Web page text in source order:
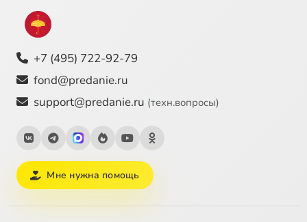
+7 (495) 722-92-79
fond@predanie.ru
support@predanie.ru (техн.вопросы)
Мне нужна помощь